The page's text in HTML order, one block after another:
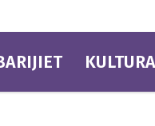
KULTURA